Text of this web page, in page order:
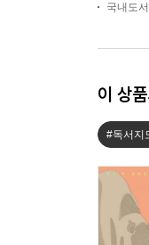
국내도서
이 상
#독서지